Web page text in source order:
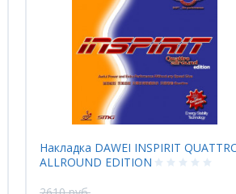
Накладка Yinhe SUPER KIM